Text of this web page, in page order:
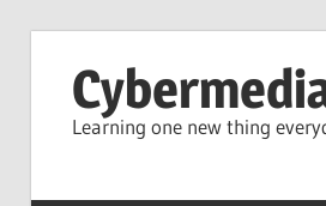
contentLearning one new thing